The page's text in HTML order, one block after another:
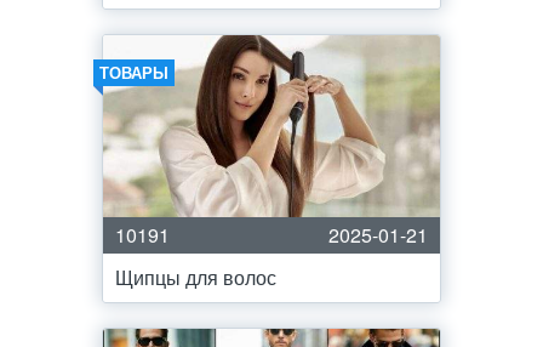
ТОВАРЫ
10191
2025-01-21
Щипцы для волос